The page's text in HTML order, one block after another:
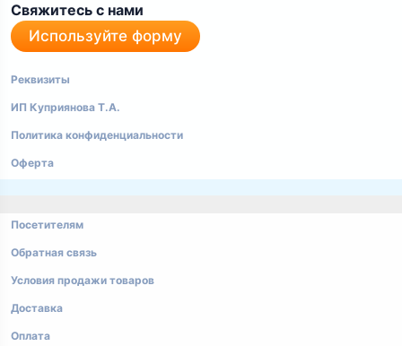
Свяжитесь с нами
Используйте форму
Реквизиты
ИП Куприянова Т.А.
Политика конфиденциальности
Оферта
Посетителям
Обратная связь
Условия продажи товаров
Доставка
Оплата